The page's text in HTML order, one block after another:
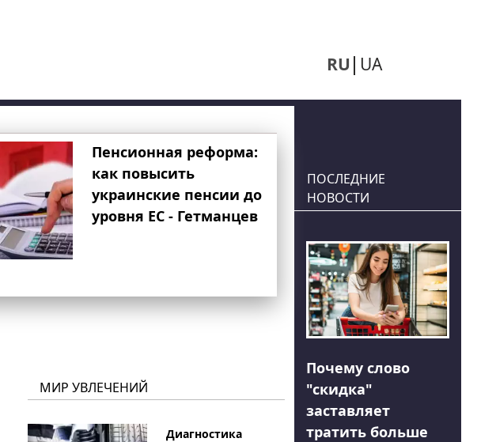
RU UA
Пенсионная реформа:
как повысить
украинские пенсии до
уровня ЕС - Гетманцев
МИР УВЛЕЧЕНИЙ
Диагностика
ПОСЛЕДНИЕ
НОВОСТИ
Почему слово
"скидка"
заставляет
тратить больше